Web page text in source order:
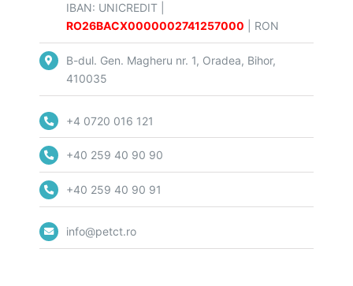
IBAN: UNICREDIT|
RO26BACX0000002741257000 | RON
B-dul. Gen. Magheru nr. 1, Oradea, Bihor,
410035
+4 0720 016 121
+40 259 40 90 90
+40 259 40 90 91
info@petct.ro